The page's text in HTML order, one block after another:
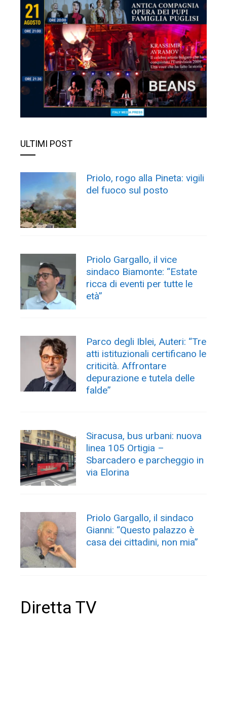
ULTIMI POST
Priolo, rogo alla Pineta: vigili
del fuoco sul posto
Priolo Gargallo, il vice
sindaco Biamonte: “Estate
ricca di eventi per tutte le
età”
Parco degli Iblei, Auteri: “Tre
atti istituzionali certificano le
criticità. Affrontare
depurazione e tutela delle
falde”
Siracusa, bus urbani: nuova
linea 105 Ortigia –
Sbarcadero e parcheggio in
via Elorina
Priolo Gargallo, il sindaco
Gianni: “Questo palazzo è
casa dei cittadini, non mia”
Diretta TV